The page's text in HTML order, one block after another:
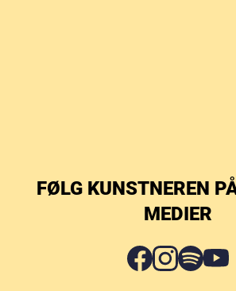
FØLG KUNSTNEREN
MEDIER